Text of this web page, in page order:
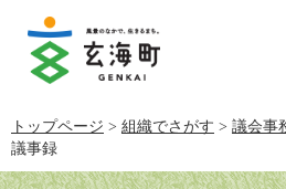
で
す。
ば
し
て
トップページ > 組織でさがす > 議会事
議事録
本